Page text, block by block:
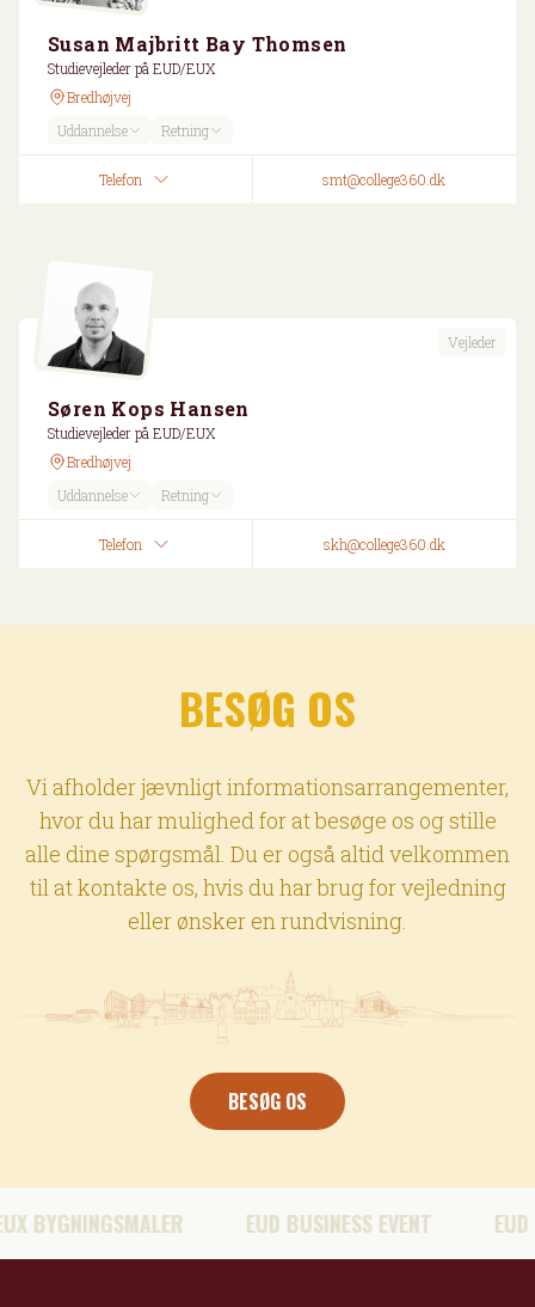
Susan Majbritt Bay Thomsen
Studievejleder på EUD/EUX
Bredhøjvej
Uddannelse
Retning
Telefon smt@college360.dk
Vejleder
Søren Kops Hansen
Studievejleder på EUD/EUX
Bredhøjvej
Uddannelse
Retning
Telefon skh@college360.dk
BESØG OS
Vi afholder jævnligt informationsarrangementer,
hvor du har mulighed for at besøge os og stille
alle dine spørgsmål. Du er også altid velkommen
til at kontakte os, hvis du har brug for vejledning
eller ønsker en rundvisning.
BESØG OS
EUD BUSINESS EVENT EUD